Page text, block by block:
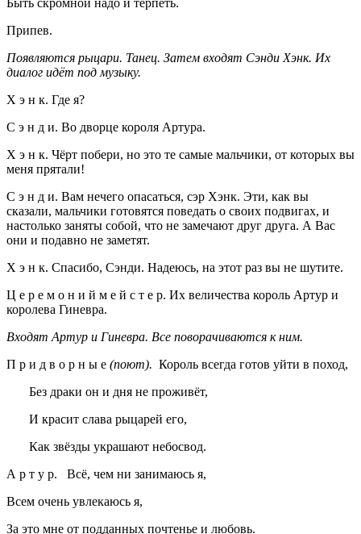
Припев.
Появляются рыцари. Танец. Затем входят Сэнди Хэнк. Их
диалог идёт под музыку.
Х э н к. Где я?
С э н д и. Во дворце короля Артура.
Х э н к. Чёрт побери, но это те самые мальчики, от которых вы
меня прятали!
С э н д и. Вам нечего опасаться, сэр Хэнк. Эти, как вы
сказали, мальчики готовятся поведать о своих подвигах, и
настолько заняты собой, что не замечают друг друга. А Вас
они и подавно не заметят.
Х э н к. Спасибо, Сэнди. Надеюсь, на этот раз вы не шутите.
Ц е р е м о н и й м е й с т е р. Их величества король Артур и
королева Гиневра.
Входят Артур и Гиневра. Все поворачиваются к ним.
П р и д в о р н ы е (поют). Король всегда готов уйти в поход,
Без драки он и дня не проживёт,
И красит слава рыцарей его,
Как звёзды украшают небосвод.
А р т у р. Всё, чем ни занимаюсь я,
Всем очень увлекаюсь я,
За это мне от подданных почтенье и любовь.